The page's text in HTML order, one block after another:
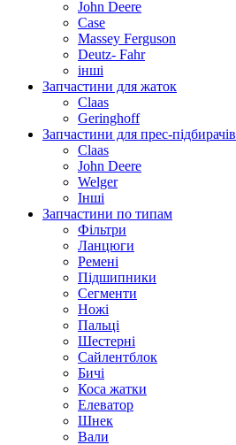
John Deere
Case
Massey Ferguson
Deutz- Fahr
інші
Запчастини для жаток
Claas
Geringhoff
Запчастини для прес-підбирачів
Claas
John Deere
Welger
Інші
Запчастини по типам
Фільтри
Ланцюги
Ремені
Підшипники
Сегменти
Ножі
Пальці
Шестерні
Сайлентблок
Бичі
Коса жатки
Елеватор
Шнек
Вали